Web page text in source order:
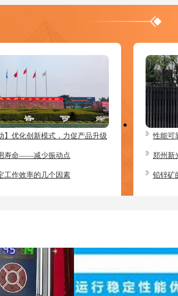
】优化创新模式，力促产品升级
寿命——减少振动点
工作效率的几个因素
性能可
郑州新
铅锌矿